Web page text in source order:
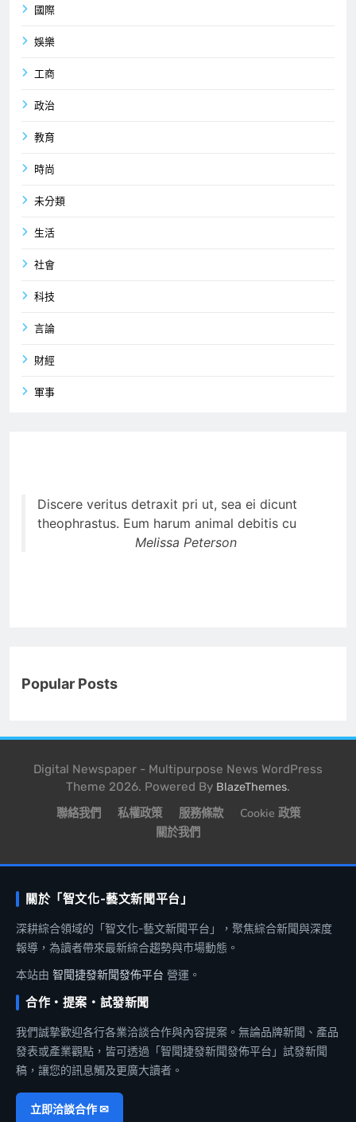
國際
娛樂
工商
政治
教育
時尚
未分類
生活
社會
科技
言論
財經
軍事
Discere veritus detraxit pri ut, sea ei dicunt
theophrastus. Eum harum animal debitis cu
Melissa Peterson
Popular Posts
Digital Newspaper - Multipurpose News WordPress
Theme 2026. Powered By BlazeThemes.
聯絡我們 私權政策 服務條款
Cookie 政策
關於我們
關於「智文化-藝文新聞平台」
深耕綜合領域的「智文化-藝文新聞平台」，聚焦綜合新聞與深度
報導，為讀者帶來最新綜合趨勢與市場動態。
本站由 智聞捷發新聞發佈平台 營運。
合作・提案・試發新聞
我們誠摯歡迎各行各業洽談合作與內容提案。無論品牌新聞、產品
發表或產業觀點，皆可透過「智聞捷發新聞發佈平台」試發新聞
稿，讓您的訊息觸及更廣大讀者。
立即洽談合作 ✉